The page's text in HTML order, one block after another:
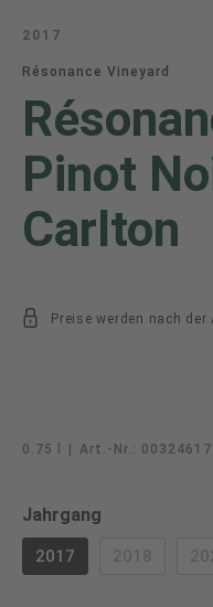
2017
Résonance Vineyard
Pinot
Carlton
Preise werden nach
0.75 l Art.-Nr.: 00324617
Jahrgang
2017